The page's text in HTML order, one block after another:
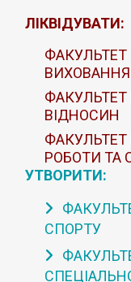
ЛІКВІДУВАТИ:
ФАКУЛЬТЕТ
ВИХОВАННЯ
ВІДНОСИН
ФАКУЛЬТЕТ
РОБОТИ ТА
УТВОРИТИ:
СПОРТУ